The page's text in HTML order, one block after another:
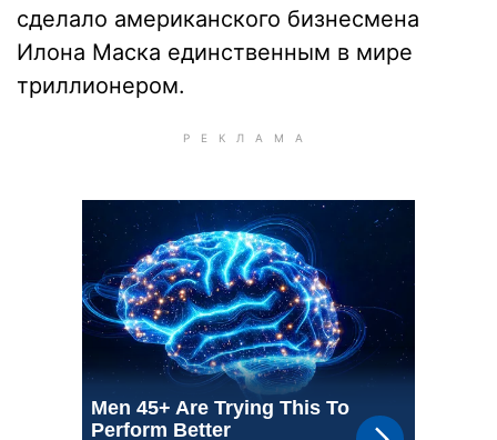
сделало американского бизнесмена
Илона Маска единственным в мире
триллионером.